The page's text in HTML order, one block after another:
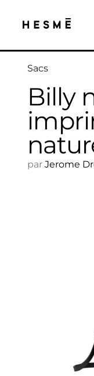
Sacs
Billy
par Jerome